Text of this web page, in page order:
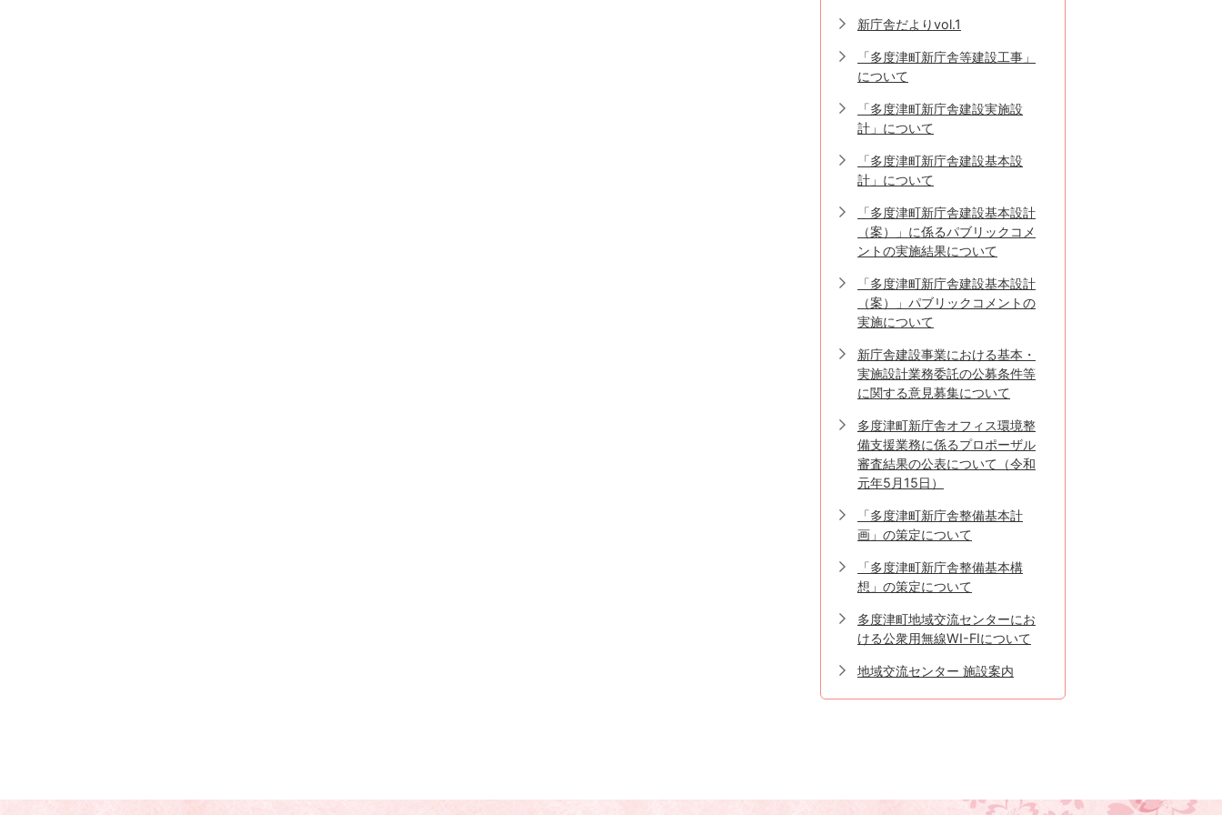
新庁舎だよりvol.1
「多度津町新庁舎等建設工事」
について
「多度津町新庁舎建設実施設
計」について
「多度津町新庁舎建設基本設
計」について
「多度津町新庁舎建設基本設計
（案）」に係るパブリックコメ
ントの実施結果について
「多度津町新庁舎建設基本設計
（案）」パブリックコメントの
実施について
新庁舎建設事業における基本・
実施設計業務委託の公募条件等
に関する意見募集について
多度津町新庁舎オフィス環境整
備支援業務に係るプロポーザル
審査結果の公表について（令和
元年5月15日）
「多度津町新庁舎整備基本計
画」の策定について
「多度津町新庁舎整備基本構
想」の策定について
多度津町地域交流センターにお
ける公衆用無線WI-FIについて
地域交流センター 施設案内